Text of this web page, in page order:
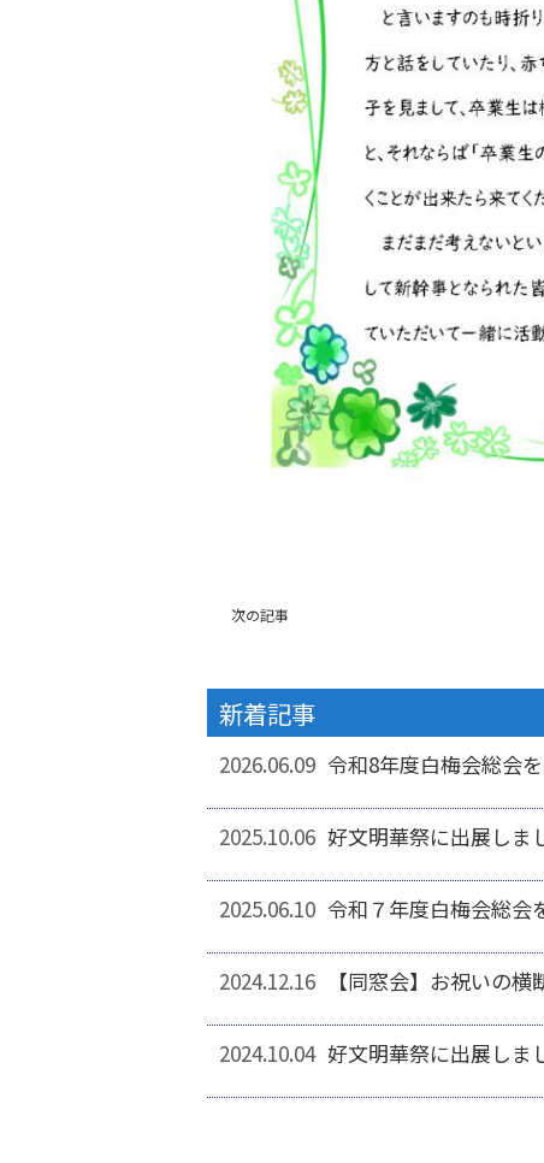
次の記事
新着記事
2026.06.09 令和8年度白梅会総会を
2025.10.06 好文明華祭に出展しま
2025.06.10 令和７年度白梅会総会
2024.12.16 【同窓会】お祝いの横
2024.10.04 好文明華祭に出展しま